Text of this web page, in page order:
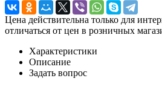
Цена действительна только для
отличаться от цен в розничных
Характеристики
Описание
Задать вопрос